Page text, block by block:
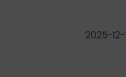
2025-12-